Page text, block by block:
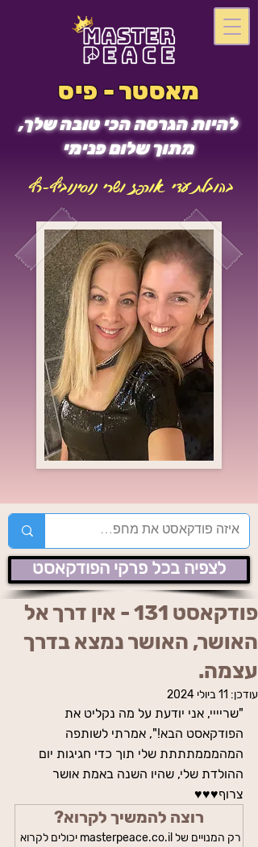
מאסטר - פיס
להיות הגרסה הכי טובה שלך,
מתוך שלום פנימי
בהובלת עדי אורפז ושרי נוסינוביץ-רץ
לצפיה בכל פרקי הפודקאסט
פודקאסט 131 - אין דרך אל
האושר, האושר נמצא בדרך
עצמה.
עודכן: 11 ביולי 2024
"שריייי, אני יודעת על מה נקליט את
הפודקאסט הבא!", אמרתי לשותפה
המהמממתתתת שלי תוך כדי חגיגות יום
ההולדת שלי, שהיו השנה באמת אושר
צרוף♥️♥️♥️
רוצה להמשיך לקרוא?
רק המנויים של masterpeace.co.il יכולים לקרוא